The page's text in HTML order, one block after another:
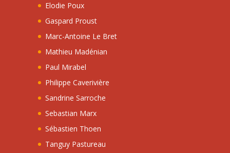
Elodie Poux
Gaspard Proust
Marc-Antoine Le Bret
Mathieu Madénian
Paul Mirabel
Philippe Caverivière
Sandrine Sarroche
Sebastian Marx
Sébastien Thoen
Tanguy Pastureau